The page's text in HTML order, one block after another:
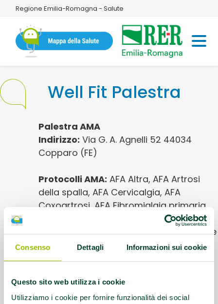
Consenso Dettagli Informazioni sui cookie
Questo sito web utilizza i cookie
Utilizziamo i cookie per fornire funzionalità dei social
Regione Emilia-Romagna - Salute
Well Fit Palestra
Palestra AMA
Indirizzo: Via G. A. Agnelli 52 44034
Copparo (FE)
Protocolli AMA: AFA Altra, AFA Artrosi
della spalla, AFA Cervicalgia, AFA
Coxoartrosi, AFA Fibromialgia primaria,
AFA Gonartrosi, AFA Lombalgia cronica,
AFA Parkinson, EFA Cardiopatie / Malattie
cardiovascolari, EFA Diabete tipo 2 ed
EFA sindrome metabolica
Referente:wellfitpalestra@gmail.com